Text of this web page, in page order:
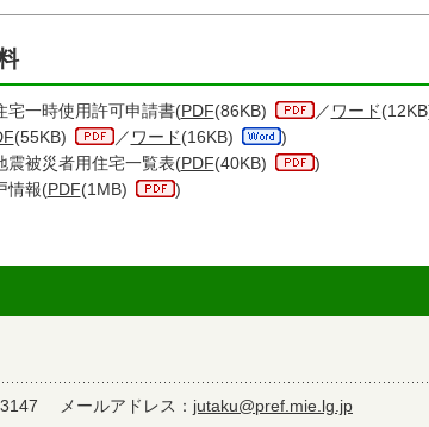
宅一時使用許可申請書(PDF(86KB) ／ ワード
(55KB) ／ ワード(16KB)
)
震被災者用住宅一覧表(PDF(40KB)
)
情報(PDF(1MB) )
3147 メールアドレス： jutaku@pref.mie.lg.jp